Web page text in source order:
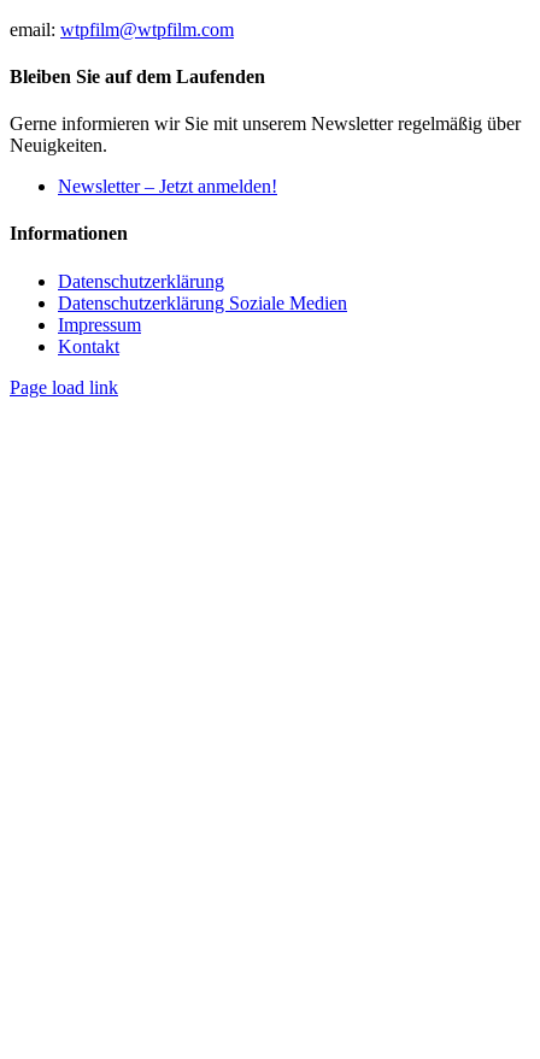
email: wtpfilm@wtpfilm.com
Bleiben Sie auf dem Laufenden
Gerne informieren wir Sie mit unserem Newsletter regelmäßig über
Neuigkeiten.
Newsletter – Jetzt anmelden!
Informationen
Datenschutzerklärung
Datenschutzerklärung Soziale Medien
Impressum
Kontakt
Page load link